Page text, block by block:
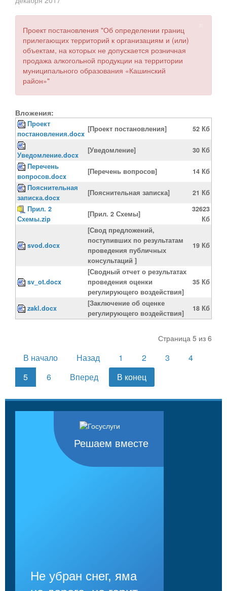
Проект постановления "Об определении границ
прилегающих территорий к организациям и (или)
объектам, на которых не допускается розничная
продажа алкогольной продукции на территории
муниципального образования «Кашинский
район»"
Вложения:
Проект
постановления.docx
[Проект постановления] 52 Кб
Уведомление.docx
[Уведомление]
30 Кб
Перечень
вопросов.docx
[Перечень вопросов]
14 Кб
Пояснительная
записка.docx
[Пояснительная записка]
21 Кб
Прил. 2
Схемы.zip
[Прил. 2 Схемы]
32623
Кб
svod.docx
[Свод предложений,
поступивших по результатам
проведения публичных
консультаций ]
19 Кб
sv_ot.docx
[Сводный отчет о результатах
проведения оценки
регулирующего воздействия]
35 Кб
zakl.docx
[Заключение об оценке
регулирующего воздействия]
18 Кб
Страница 5 из 6
В начало Назад 1 2 3
4
5
6 Вперед В конец
Решаем вместе
Не убран снег, яма